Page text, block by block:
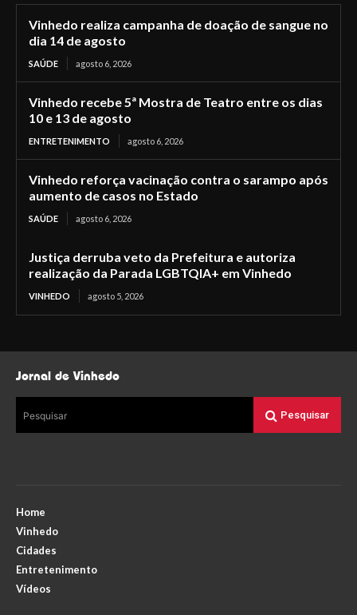
Vinhedo realiza campanha de doação de sangue no
dia 14 de agosto
SAÚDE agosto 6, 2026
Vinhedo recebe 5ª Mostra de Teatro entre os dias
10 e 13 de agosto
ENTRETENIMENTO agosto 6, 2026
Vinhedo reforça vacinação contra o sarampo após
aumento de casos no Estado
SAÚDE agosto 6, 2026
Justiça derruba veto da Prefeitura e autoriza
realização da Parada LGBTQIA+ em Vinhedo
VINHEDO agosto 5, 2026
Jornal de Vinhedo
Pesquisar Pesquisar
Home
Vinhedo
Cidades
Entretenimento
Vídeos